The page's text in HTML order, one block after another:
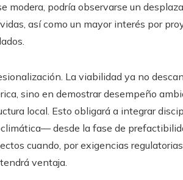
modera, podría observarse un
así como un mayor interés por
La viabilidad ya no
sino en demostrar desempeño
local. Esto obligará a integrar
desde la fase de
cuando, por exigencias
ventaja.